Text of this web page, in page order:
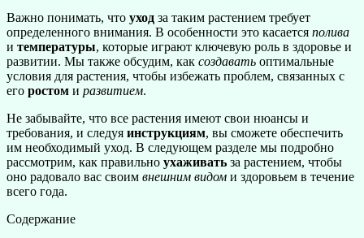
Важно понимать, что уход за таким растением требует
определенного внимания. В особенности это касается полива
и температуры, которые играют ключевую роль в здоровье и
развитии. Мы также обсудим, как создавать оптимальные
условия для растения, чтобы избежать проблем, связанных с
его ростом и развитием.
Не забывайте, что все растения имеют свои нюансы и
требования, и следуя инструкциям, вы сможете обеспечить
им необходимый уход. В следующем разделе мы подробно
рассмотрим, как правильно ухаживать за растением, чтобы
оно радовало вас своим внешним видом и здоровьем в течение
всего года.
Содержание